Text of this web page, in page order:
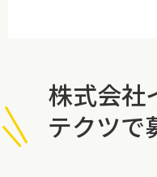
株式会社
テクツで